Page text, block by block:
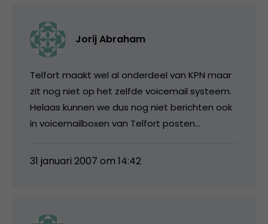
Jorij Abraham
Telfort maakt wel al onderdeel van KPN maar
zit nog niet op het zelfde voicemail systeem.
Helaas kunnen we dus nog niet berichten ook
in voicemailboxen van Telfort posten…
31 januari 2007 om 14:42